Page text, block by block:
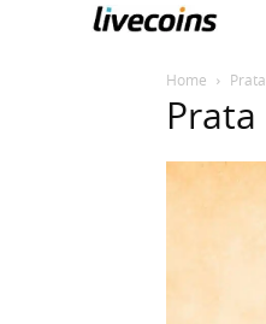
Home Prata
Prata